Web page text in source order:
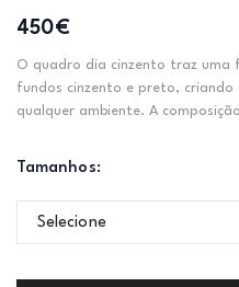
450€
O quadro dia cinzento traz uma
fundos cinzento e preto,
qualquer ambiente. A
Tamanhos:
Selecione